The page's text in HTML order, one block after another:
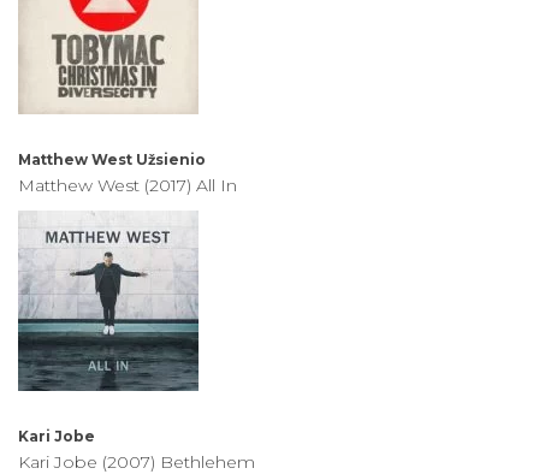
Matthew West Užsienio
Matthew West (2017) All In
Kari Jobe
Kari Jobe (2007) Bethlehem